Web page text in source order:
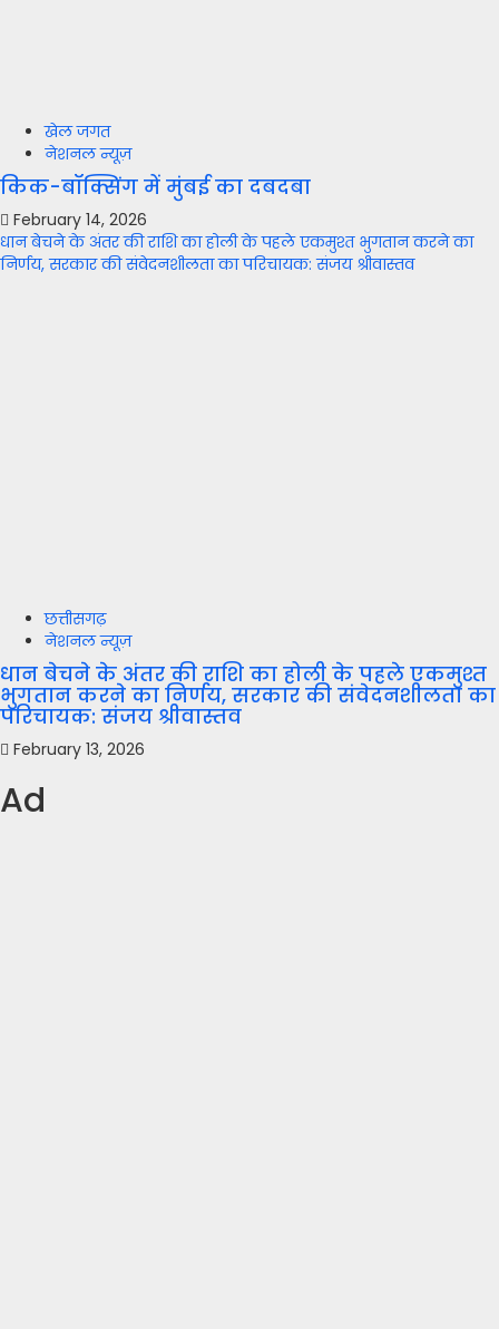
खेल जगत
नेशनल न्यूज़
किक-बॉक्सिंग में मुंबई का दबदबा
February 14, 2026
धान बेचने के अंतर की राशि का होली के पहले एकमुश्त भुगतान करने का
निर्णय, सरकार की संवेदनशीलता का परिचायक: संजय श्रीवास्तव
छत्तीसगढ़
नेशनल न्यूज़
धान बेचने के अंतर की राशि का होली के पहले एकमुश्त
भुगतान करने का निर्णय, सरकार की संवेदनशीलता का
परिचायक: संजय श्रीवास्तव
February 13, 2026
Ad